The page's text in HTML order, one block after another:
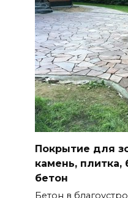
Покрытие для
камень, плитка,
бетон
Бетон в